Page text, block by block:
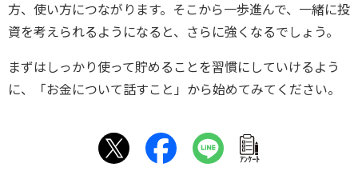
方、使い方につながります。そこから一歩進んで、一緒に投
資を考えられるようになると、さらに強くなるでしょう。
まずはしっかり使って貯めることを習慣にしていけるよう
に、「お金について話すこと」から始めてみてください。
ｱﾝｹｰﾄ